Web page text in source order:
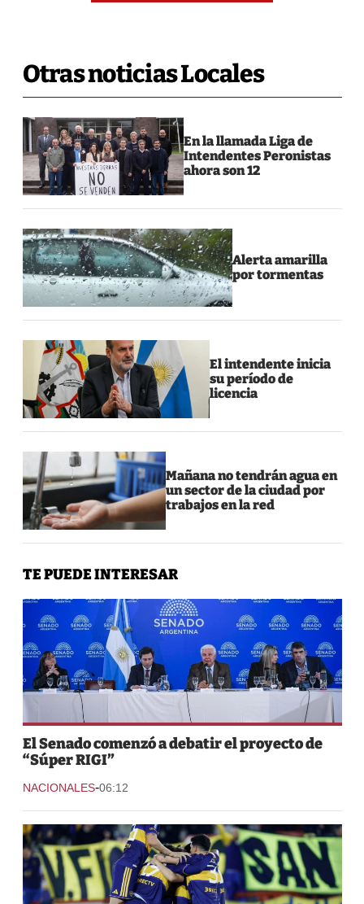
Otras noticias Locales
En la llamada Liga de
Intendentes Peronistas
ahora son 12
Alerta amarilla
por tormentas
El intendente inicia
su período de
licencia
Mañana no tendrán agua en
un sector de la ciudad por
trabajos en la red
TE PUEDE INTERESAR
El Senado comenzó a debatir el proyecto de
“Súper RIGI”
NACIONALES-06:12